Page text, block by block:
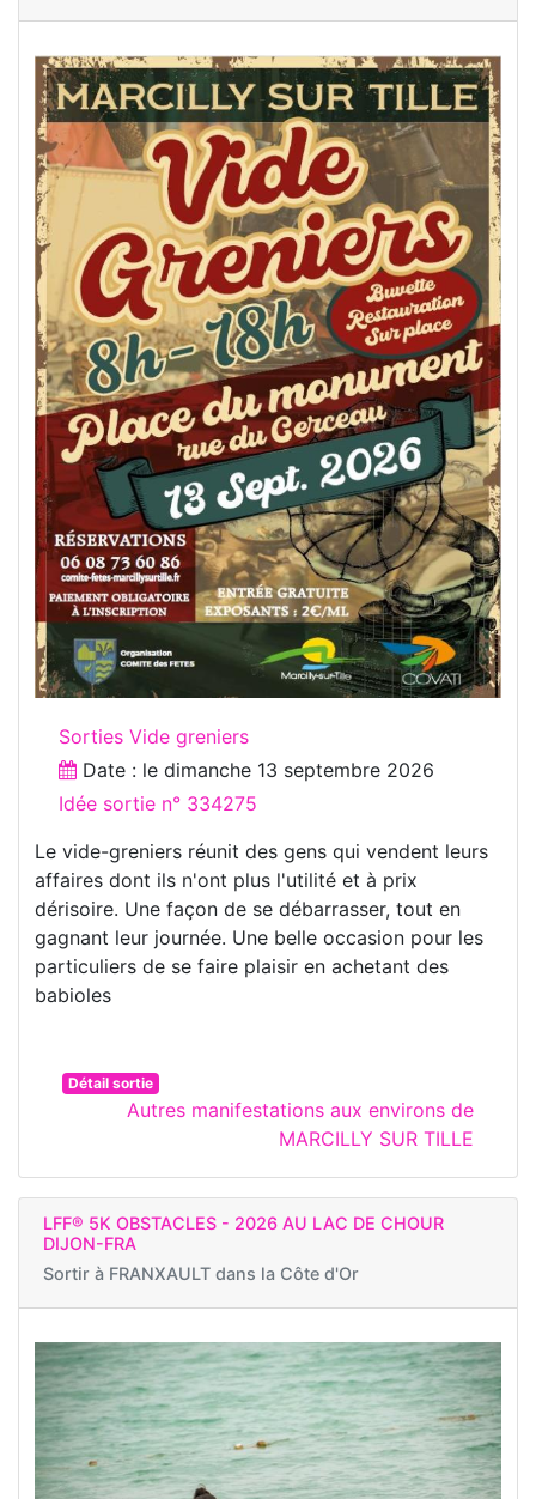
Sorties Vide greniers
Date : le dimanche 13 septembre 2026
Idée sortie n° 334275
Le vide-greniers réunit des gens qui vendent leurs
affaires dont ils n'ont plus l'utilité et à prix
dérisoire. Une façon de se débarrasser, tout en
gagnant leur journée. Une belle occasion pour les
particuliers de se faire plaisir en achetant des
babioles
Détail sortie
Autres manifestations aux environs de
MARCILLY SUR TILLE
LFF® 5K OBSTACLES - 2026 AU LAC DE CHOUR
DIJON-FRA
Sortir à FRANXAULT dans la Côte d'Or